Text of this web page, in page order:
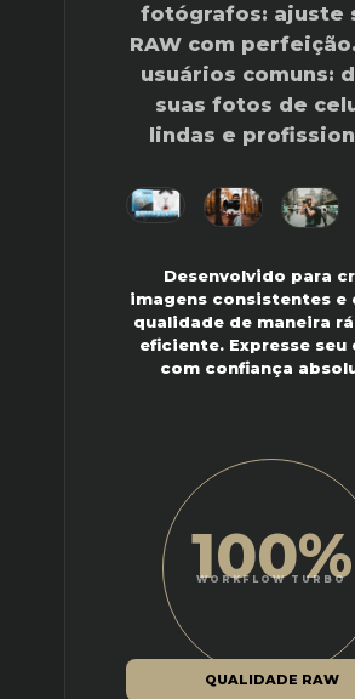
fotógrafos: ajuste
RAW com
usuários comuns:
suas fotos de
lindas e
Desenvolvido para
imagens consistentes e
qualidade de maneira
eficiente. Expresse seu
com confiança
100%
WORKFLOW TURBO
QUALIDADE RAW